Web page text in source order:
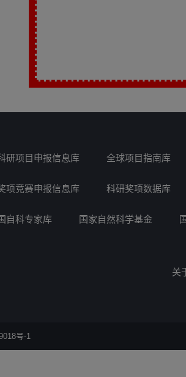
研项目申报信息库 全球项目指南库
项竞赛申报信息库 科研奖项数据库
自科专家库 国家自然科学基金
关
号-1